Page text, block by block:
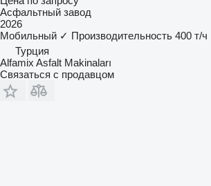
Асфальтный завод
2026
Мобильный ✓ Производительность 400 т/ч
Турция
Alfamix Asfalt Makinaları
Связаться с продавцом